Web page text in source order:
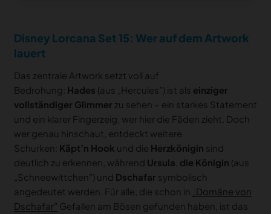
Disney Lorcana Set 15: Wer auf dem Artwork
lauert
Das zentrale Artwork setzt voll auf
Bedrohung: Hades (aus „Hercules”) ist als einziger
vollständiger Glimmer zu sehen – ein starkes Statement
und ein klarer Fingerzeig, wer hier die Fäden zieht. Doch
wer genau hinschaut, entdeckt weitere
Schurken: Käpt’n Hook und die Herzkönigin sind
deutlich zu erkennen, während Ursula die Königin (aus
„Schneewittchen”) und Dschafar symbolisch
angedeutet werden. Für alle, die schon in
„Domäne von
Dschafar” Gefallen am Bösen gefunden haben, ist das